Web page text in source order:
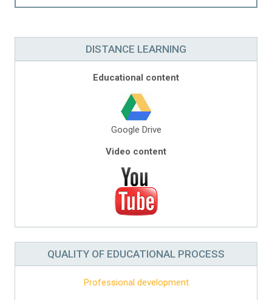
DISTANCE LEARNING
Educational content
Google Drive
Video content
QUALITY OF EDUCATIONAL PROCESS
Professional development